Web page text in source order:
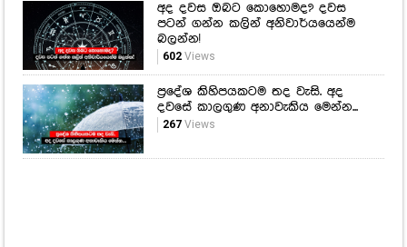
අද දවස ඔබට කොහොමද? දවස
පටන් ගන්න කලින් අනිවාර්යයෙන්ම
බලන්න!
602Views
ප්‍රදේශ කිහිපයකටම තද වැසි. අද
දවසේ කාලගුණ අනාවැකිය මෙන්න...
267Views